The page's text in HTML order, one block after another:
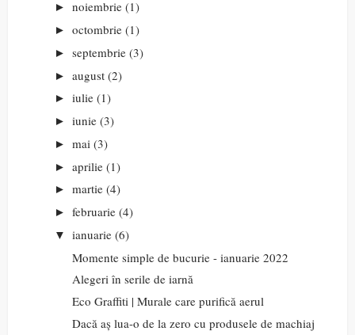
► noiembrie (1)
► octombrie (1)
► septembrie (3)
► august (2)
► iulie (1)
► iunie (3)
► mai (3)
► aprilie (1)
► martie (4)
► februarie (4)
▼ ianuarie (6)
Momente simple de bucurie - ianuarie 2022
Alegeri în serile de iarnă
Eco Graffiti | Murale care purifică aerul
Dacă aș lua-o de la zero cu produsele de machiaj